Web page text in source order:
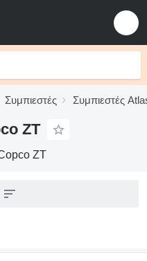
Συμπιεστές Συμπιεστές
ZT
ZT